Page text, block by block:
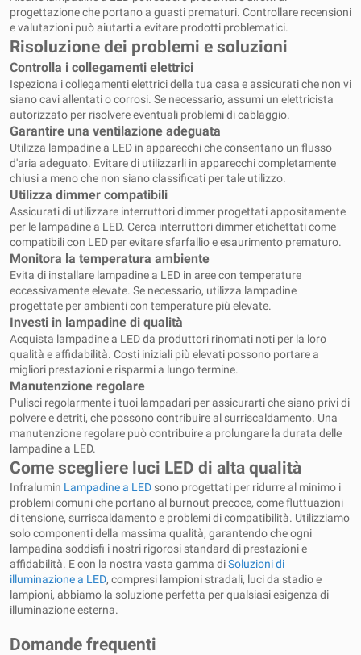
progettazione che portano a guasti prematuri. Controllare recensioni
e valutazioni può aiutarti a evitare prodotti problematici.
Risoluzione dei problemi e soluzioni
Controlla i collegamenti elettrici
Ispeziona i collegamenti elettrici della tua casa e assicurati che non vi
siano cavi allentati o corrosi. Se necessario, assumi un elettricista
autorizzato per risolvere eventuali problemi di cablaggio.
Garantire una ventilazione adeguata
Utilizza lampadine a LED in apparecchi che consentano un flusso
d'aria adeguato. Evitare di utilizzarli in apparecchi completamente
chiusi a meno che non siano classificati per tale utilizzo.
Utilizza dimmer compatibili
Assicurati di utilizzare interruttori dimmer progettati appositamente
per le lampadine a LED. Cerca interruttori dimmer etichettati come
compatibili con LED per evitare sfarfallio e esaurimento prematuro.
Monitora la temperatura ambiente
Evita di installare lampadine a LED in aree con temperature
eccessivamente elevate. Se necessario, utilizza lampadine
progettate per ambienti con temperature più elevate.
Investi in lampadine di qualità
Acquista lampadine a LED da produttori rinomati noti per la loro
qualità e affidabilità. Costi iniziali più elevati possono portare a
migliori prestazioni e risparmi a lungo termine.
Manutenzione regolare
Pulisci regolarmente i tuoi lampadari per assicurarti che siano privi di
polvere e detriti, che possono contribuire al surriscaldamento. Una
manutenzione regolare può contribuire a prolungare la durata delle
lampadine a LED.
Come scegliere luci LED di alta qualità
Infralumin Lampadine a LEDsono progettati per ridurre al minimo i
problemi comuni che portano al burnout precoce, come fluttuazioni
di tensione, surriscaldamento e problemi di compatibilità. Utilizziamo
solo componenti della massima qualità, garantendo che ogni
lampadina soddisfi i nostri rigorosi standard di prestazioni e
affidabilità. E con la nostra vasta gamma diSoluzioni di
illuminazione a LED, compresi lampioni stradali, luci da stadio e
lampioni, abbiamo la soluzione perfetta per qualsiasi esigenza di
illuminazione esterna.
Domande frequenti